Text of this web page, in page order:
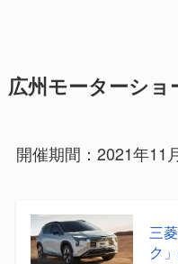
広州モーターショ
開催期間：2021年11
三
ク